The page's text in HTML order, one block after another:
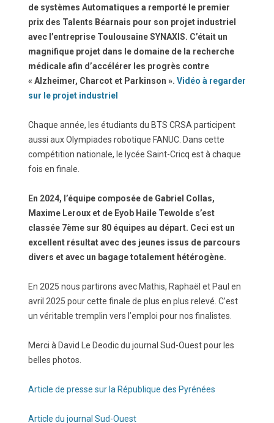
de systèmes Automatiques a remporté le premier
prix des Talents Béarnais pour son projet industriel
avec l’entreprise Toulousaine SYNAXIS. C’était un
magnifique projet dans le domaine de la recherche
médicale afin d’accélérer les progrès contre
« Alzheimer, Charcot et Parkinson ». Vidéo à regarder
sur le projet industriel
Chaque année, les étudiants du BTS CRSA participent
aussi aux Olympiades robotique FANUC. Dans cette
compétition nationale, le lycée Saint-Cricq est à chaque
fois en finale.
En 2024, l’équipe composée de Gabriel Collas,
Maxime Leroux et de Eyob Haile Tewolde s’est
classée 7ème sur 80 équipes au départ. Ceci est un
excellent résultat avec des jeunes issus de parcours
divers et avec un bagage totalement hétérogène.
En 2025 nous partirons avec Mathis, Raphaël et Paul en
avril 2025 pour cette finale de plus en plus relevé. C’est
un véritable tremplin vers l’emploi pour nos finalistes.
Merci à David Le Deodic du journal Sud-Ouest pour les
belles photos.
Article de presse sur la République des Pyrénées
Article du journal Sud-Ouest